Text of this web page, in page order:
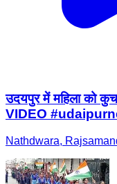
उदयपुर में महिला को
VIDEO
Nathdwara,